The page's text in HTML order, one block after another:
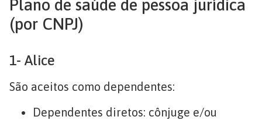
Plano de saúde de pessoa jurídica
(por CNPJ)
1- Alice
São aceitos como dependentes:
Dependentes diretos: cônjuge e/ou